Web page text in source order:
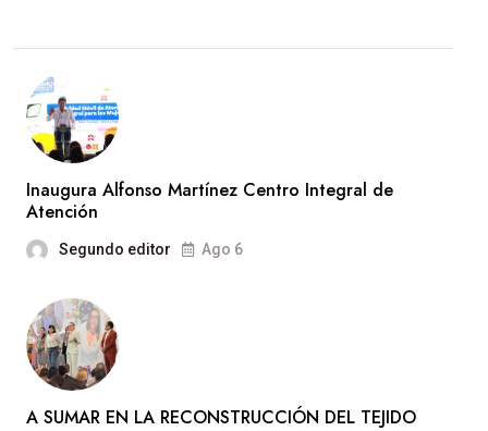
Inaugura Alfonso Martínez Centro Integral de
Atención
Segundo editor Ago 6
A SUMAR EN LA RECONSTRUCCIÓN DEL TEJIDO